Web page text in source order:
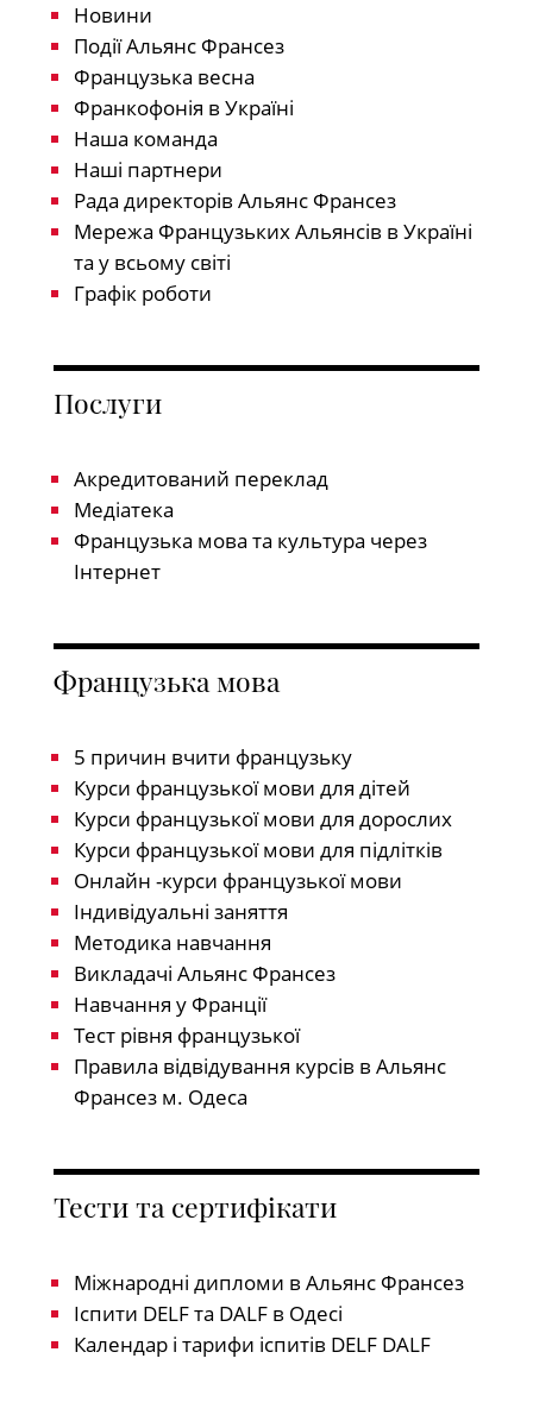
Новини
Події Альянс Франсез
Французька весна
Франкофонія в Україні
Наша команда
Наші партнери
Рада директорів Альянс Франсез
Мережа Французьких Альянсів в Україні
та у всьому світі
Графік роботи
Послуги
Акредитований переклад
Медіатека
Французька мова та культура через
Інтернет
Французька мова
5 причин вчити французьку
Курси французької мови для дітей
Курси французької мови для дорослих
Курси французької мови для підлітків
Онлайн -курси французької мови
Індивідуальні заняття
Методика навчання
Викладачі Альянс Франсез
Навчання у Франції
Тест рівня французької
Правила відвідування курсів в Альянс
Франсез м. Одеса
Тести та сертифікати
Міжнародні дипломи в Альянс Франсез
Іспити DELF та DALF в Одесі
Календар і тарифи іспитів DELF DALF